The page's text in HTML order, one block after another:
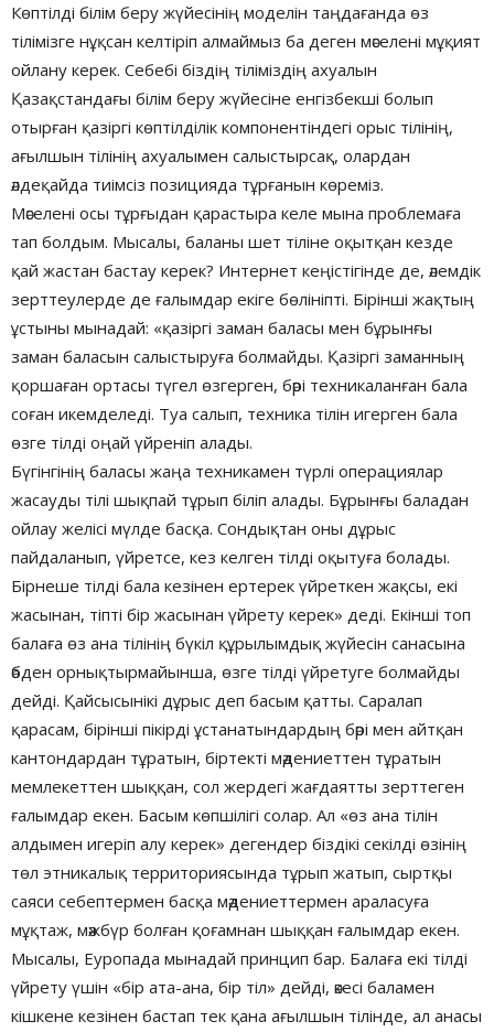
Көптілді білім беру жүйесінің моделін таңдағанда өз
тілімізге нұқсан келтіріп алмаймыз ба деген мәселені мұқият
ойлану керек. Себебі біздің тіліміздің ахуалын
Қазақстандағы білім беру жүйесіне енгізбекші болып
отырған қазіргі көптілділік компонентіндегі орыс тілінің,
ағылшын тілінің ахуалымен салыстырсақ, олардан
әлдеқайда тиімсіз позицияда тұрғанын көреміз.
Мәселені осы тұрғыдан қарастыра келе мына проблемаға
тап болдым. Мысалы, баланы шет тіліне оқытқан кезде
қай жастан бастау керек? Интернет кеңістігінде де, әлемдік
зерттеулерде де ғалымдар екіге бөлініпті. Бірінші жақтың
ұстыны мынадай: «қазіргі заман баласы мен бұрынғы
заман баласын салыстыруға болмайды. Қазіргі заманның
қоршаған ортасы түгел өзгерген, бәрі техникаланған бала
соған икемделеді. Туа салып, техника тілін игерген бала
өзге тілді оңай үйреніп алады.
Бүгінгінің баласы жаңа техникамен түрлі операциялар
жасауды тілі шықпай тұрып біліп алады. Бұрынғы баладан
ойлау желісі мүлде басқа. Сондықтан оны дұрыс
пайдаланып, үйретсе, кез келген тілді оқытуға болады.
Бірнеше тілді бала кезінен ертерек үйреткен жақсы, екі
жасынан, тіпті бір жасынан үйрету керек» деді. Екінші топ
балаға өз ана тілінің бүкіл құрылымдық жүйесін санасына
әбден орнықтырмайынша, өзге тілді үйретуге болмайды
дейді. Қайсысынікі дұрыс деп басым қатты. Саралап
қарасам, бірінші пікірді ұстанатындардың бәрі мен айтқан
кантондардан тұратын, біртекті мәдениеттен тұратын
мемлекеттен шыққан, сол жердегі жағдаятты зерттеген
ғалымдар екен. Басым көпшілігі солар. Ал «өз ана тілін
алдымен игеріп алу керек» дегендер біздікі секілді өзінің
төл этникалық территориясында тұрып жатып, сыртқы
саяси себептермен басқа мәдениеттермен араласуға
мұқтаж, мәжбүр болған қоғамнан шыққан ғалымдар екен.
Мысалы, Еуропада мынадай принцип бар. Балаға екі тілді
үйрету үшін «бір ата-ана, бір тіл» дейді, әкесі баламен
кішкене кезінен бастап тек қана ағылшын тілінде, ал анасы